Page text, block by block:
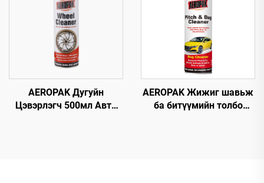
AEROPAK Дугуйн
Цэвэрлэгч 500мл Авто
AEROPAK Жижиг шавьж
ба битүүмийн толбо